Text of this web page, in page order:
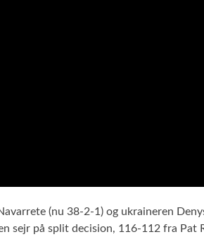
(nu 38-2-1) og ukraineren
sejr på split decision, 116-112 fra